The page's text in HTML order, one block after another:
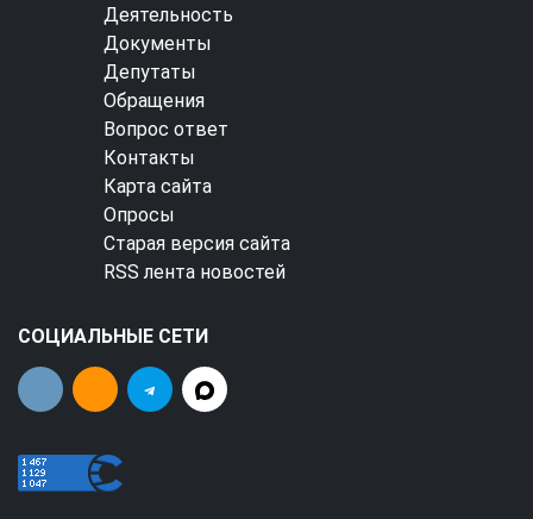
Деятельность
Документы
Депутаты
Обращения
Вопрос ответ
Контакты
Карта сайта
Опросы
Старая версия сайта
RSS лента новостей
СОЦИАЛЬНЫЕ СЕТИ